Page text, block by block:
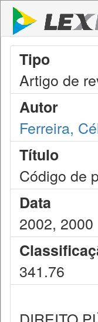
Tipo
Artigo de
Autor
Ferreira,
Título
Código de
Data
2002, 2000
341.76